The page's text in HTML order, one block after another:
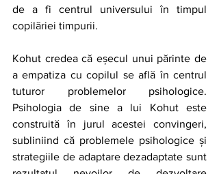
de a fi centrul universului în timpul
copilăriei timpurii.
Kohut credea că eșecul unui părinte de
a empatiza cu copilul se află în centrul
tuturor problemelor psihologice.
Psihologia de sine a lui Kohut este
construită în jurul acestei convingeri,
subliniind că problemele psihologice și
strategiile de adaptare dezadaptate sunt